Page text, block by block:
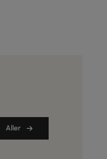
Aller